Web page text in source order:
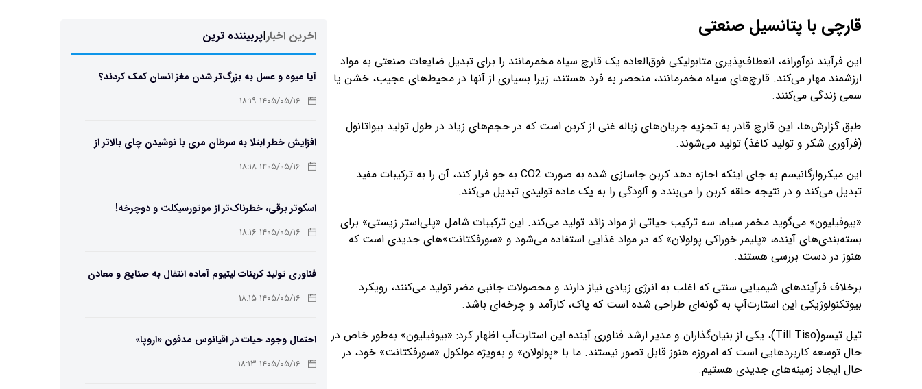
قارچی با پتانسیل صنعتی
این فرآیند نوآورانه، انعطاف‌پذیری متابولیکی فوق‌العاده‌ یک قارچ سیاه مخمرمانند را برای تبدیل ضایعات صنعتی به مواد
ارزشمند مهار می‌کند. قارچ‌های سیاه مخمرمانند، منحصر به فرد هستند، زیرا بسیاری از آنها در محیط‌های عجیب، خشن یا
سمی زندگی می‌کنند.
طبق گزارش‌ها، این قارچ قادر به تجزیه‌ جریان‌های زباله‌ غنی از کربن است که در حجم‌های زیاد در طول تولید بیواتانول
(فرآوری شکر و تولید کاغذ) تولید می‌شوند.
این میکروارگانیسم به جای اینکه اجازه دهد کربن جاسازی شده به صورت CO2 به جو فرار کند، آن را به ترکیبات مفید
تبدیل می‌کند و در نتیجه حلقه‌ کربن را می‌بندد و آلودگی را به یک ماده تولیدی تبدیل می‌کند.
«بیوفیلیون» می‌گوید مخمر سیاه، سه ترکیب حیاتی از مواد زائد تولید می‌کند. این ترکیبات شامل «پلی‌استر زیستی» برای
بسته‌بندی‌های آینده، «پلیمر خوراکی پولولان» که در مواد غذایی استفاده می‌شود و «سورفکتانت‌»های جدیدی است که
هنوز در دست بررسی هستند.
برخلاف فرآیندهای شیمیایی سنتی که اغلب به انرژی زیادی نیاز دارند و محصولات جانبی مضر تولید می‌کنند، رویکرد
بیوتکنولوژیکی این استارت‌آپ به گونه‌ای طراحی شده است که پاک، کارآمد و چرخه‌ای باشد.
تیل تیسو(Till Tiso)، یکی از بنیان‌گذاران و مدیر ارشد فناوری آینده این استارت‌آپ اظهار کرد: «بیوفیلیون» به‌طور خاص در
حال توسعه کاربردهایی است که امروزه هنوز قابل تصور نیستند. ما با «پولولان» و به‌ویژه مولکول «سورفکتانت» خود، در
حال ایجاد زمینه‌های جدیدی هستیم.
اخرین اخبار|پربیننده ترین
آیا میوه و عسل به بزرگ‌تر شدن مغز انسان کمک کردند؟
۱۴۰۵/۰۵/۱۶ ۱۸:۱۹
افزایش خطر ابتلا به سرطان مری با نوشیدن چای بالاتر از
دمای ۶۵ درجه۱۴۰۵/۰۵/۱۶ ۱۸:۱۸
اسکوتر برقی، خطرناک‌تر از موتورسیکلت و دوچرخه!
۱۴۰۵/۰۵/۱۶ ۱۸:۱۶
فناوری تولید کربنات لیتیوم آماده انتقال به صنایع و معادن
است۱۴۰۵/۰۵/۱۶ ۱۸:۱۵
احتمال وجود حیات در اقیانوس مدفون «اروپا»
۱۴۰۵/۰۵/۱۶ ۱۸:۱۳